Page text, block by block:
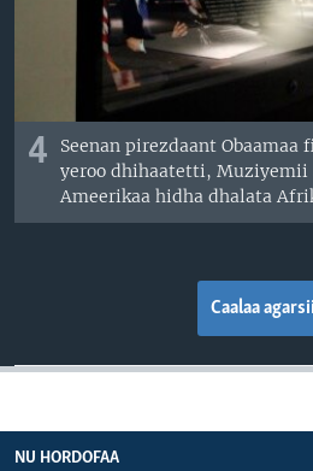
4
Seenan pirezdaant
yeroo dhihaatetti, Muziyemii
Ameerikaa hidha dhalata
Caalaa
NU HORDOFAA